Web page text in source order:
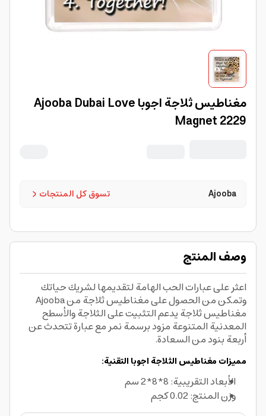
مغناطيس ثلاجة اجوبا Ajooba Dubai Love
Magnet 2229
تسوق كل المنتجات Ajooba
وصف المنتج
اعثر على عبارات الحب الهامة لتقديمها لشريك حياتك
وتمكن من الحصول على مغناطيس ثلاجة من Ajooba
مغناطيس ثلاجة يدعم التثبيت على الثلاجة والأسطح
المعدنية المتنوعة مزود برسمة نمر مع عبارة تتحدث عن
أربعة بنود من السعادة.
مميزات مغناطيس الثلاجة اجوبا التقنية:
الأبعاد التقريبية: 8*8*2 سم
وزن المنتج: 0.02 كجم